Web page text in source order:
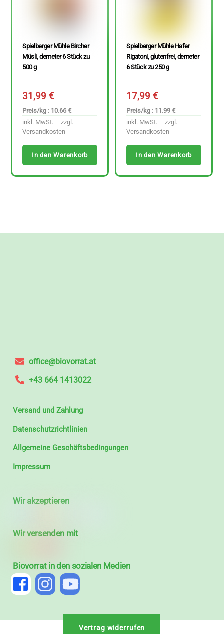
Spielberger Mühle Bircher
Müsli, demeter 6 Stück zu
500 g
31,99€
Preis/kg : 10.66 €
inkl. MwSt. – zzgl.
Versandkosten
In den Warenkorb
Spielberger Mühle Hafer
Rigatoni, glutenfrei, demeter
6 Stück zu 250 g
17,99€
Preis/kg : 11.99 €
inkl. MwSt. – zzgl.
Versandkosten
In den Warenkorb
office@biovorrat.at
+43 664 1413022
Versand und Zahlung
Datenschutzrichtlinien
Allgemeine Geschäftsbedingungen
Impressum
Wir akzeptieren
Wir versenden mit
Biovorrat in den sozialen Medien
Vertrag widerrufen